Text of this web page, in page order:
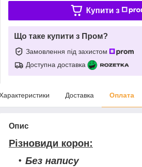
Купити з
Що таке купити з Пром?
Замовлення під захистом
Доступна доставка
Доставка Оплата
Опис
Різновиди корон:
Без напису